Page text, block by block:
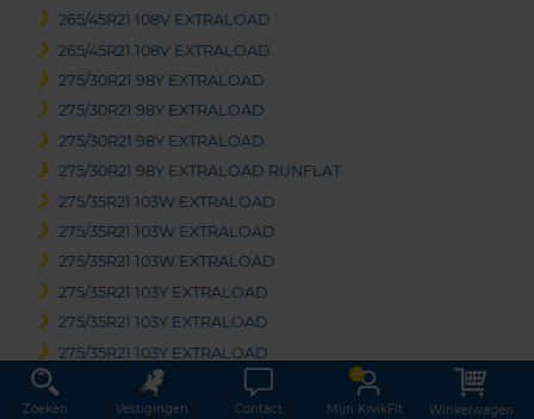
265/45R21 108V EXTRALOAD
265/45R21 108V EXTRALOAD
275/30R21 98Y EXTRALOAD
275/30R21 98Y EXTRALOAD
275/30R21 98Y EXTRALOAD
275/30R21 98Y EXTRALOAD RUNFLAT
275/35R21 103W EXTRALOAD
275/35R21 103W EXTRALOAD
275/35R21 103W EXTRALOAD
275/35R21 103Y EXTRALOAD
275/35R21 103Y EXTRALOAD
275/35R21 103Y EXTRALOAD
275/35R21 103Y EXTRALOAD
275/35R21 103Y EXTRALOAD
Zoeken Vestigingen Contact Mijn KwikFit Winkelwagen